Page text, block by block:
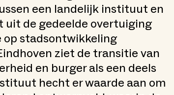
een landelijk instituut en
uit de gedeelde overtuiging
stadsontwikkeling
ziet de transitie van
en burger als een deels
hecht er waarde aan om